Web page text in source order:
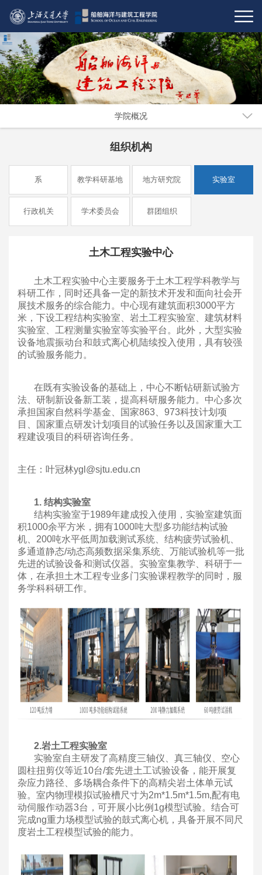
学院概况
组织机构
系 教学科研基地 地方研究院 实验室
行政机关 学术委员会 群团组织
土木工程实验中心
土木工程实验中心主要服务于土木工程学科教学与
科研工作，同时还具备一定的新技术开发和面向社会开
展技术服务的综合能力。中心现有建筑面积3000平方
米，下设工程结构实验室、岩土工程实验室、建筑材料
实验室、工程测量实验室等实验平台。此外，大型实验
设备地震振动台和鼓式离心机陆续投入使用，具有较强
的试验服务能力。
在既有实验设备的基础上，中心不断钻研新试验方
法、研制新设备新工装，提高科研服务能力。中心多次
承担国家自然科学基金、国家863、973科技计划项
目、国家重点研发计划项目的试验任务以及国家重大工
程建设项目的科研咨询任务。
主任：叶冠林ygl@sjtu.edu.cn
1. 结构实验室
结构实验室于1989年建成投入使用，实验室建筑面
积1000余平方米，拥有1000吨大型多功能结构试验
机、200吨水平低周加载测试系统、结构疲劳试验机、
多通道静态/动态高频数据采集系统、万能试验机等一批
先进的试验设备和测试仪器。实验室集教学、科研于一
体，在承担土木工程专业多门实验课程教学的同时，服
务学科科研工作。
2.岩土工程实验室
实验室自主研发了高精度三轴仪、真三轴仪、空心
圆柱扭剪仪等近10台/套先进土工试验设备，能开展复
杂应力路径、多场耦合条件下的高精尖岩土体单元试
验。室内物理模拟试验槽尺寸为2m*1.5m*1.5m,配有电
动伺服作动器3台，可开展小比例1g模型试验。结合可
完成ng重力场模型试验的鼓式离心机，具备开展不同尺
度岩土工程模型试验的能力。